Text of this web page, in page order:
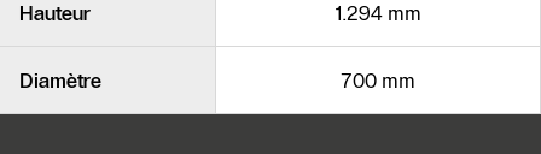
Hauteur 1.294 mm
Diamètre 700 mm